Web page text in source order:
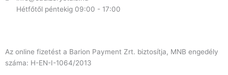
Hétfőtől péntekig 09:00 - 17:00
Az online fizetést a Barion Payment Zrt. biztosítja, MNB engedély
száma: H-EN-I-1064/2013